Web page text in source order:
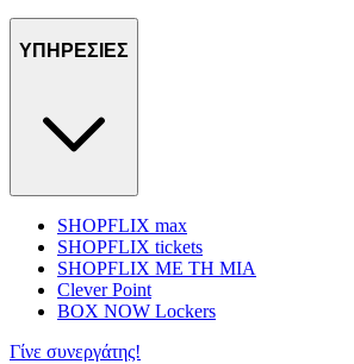
ΥΠΗΡΕΣΙΕΣ
SHOPFLIX max
SHOPFLIX tickets
SHOPFLIX ΜΕ ΤΗ ΜΙΑ
Clever Point
BOX NOW Lockers
Γίνε συνεργάτης!